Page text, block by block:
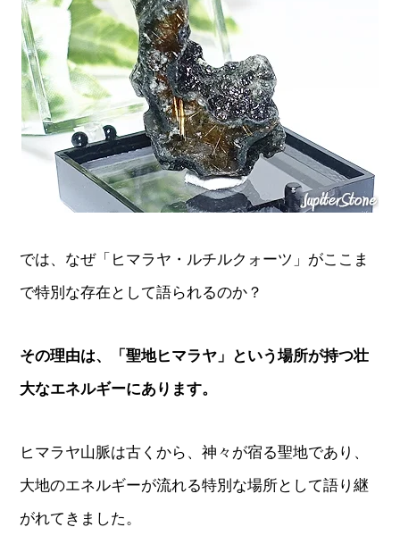
では、なぜ「ヒマラヤ・ルチルクォーツ」がここま
で特別な存在として語られるのか？
その理由は、「聖地ヒマラヤ」という場所が持つ壮
大なエネルギーにあります。
ヒマラヤ山脈は古くから、神々が宿る聖地であり、
大地のエネルギーが流れる特別な場所として語り継
がれてきました。